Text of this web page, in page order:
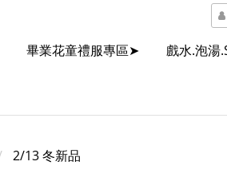
畢業花童禮服專區➤ 戲水.泡湯
2/13 冬新品